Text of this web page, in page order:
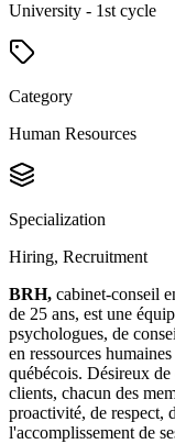
University - 1st cycle
Category
Human Resources
Specialization
Hiring, Recruitment
BRH, cabinet-conseil
de 25 ans, est une
psychologues, de
en ressources
québécois. Désireux
clients, chacun des
proactivité, de respect,
l'accomplissement de